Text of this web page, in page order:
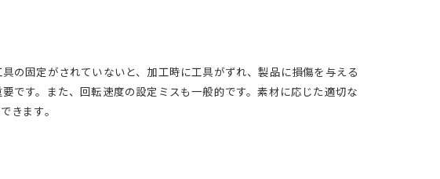
イステップガイド
の固定がされていないと、加工時に工具がずれ、製品に損傷を与える
です。また、回転速度の設定ミスも一般的です。素材に応じた適切な
きます。